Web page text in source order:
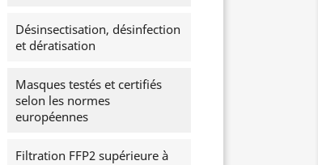
Désinsectisation, désinfection
et dératisation
Masques testés et certifiés
selon les normes
européennes
Filtration FFP2 supérieure à